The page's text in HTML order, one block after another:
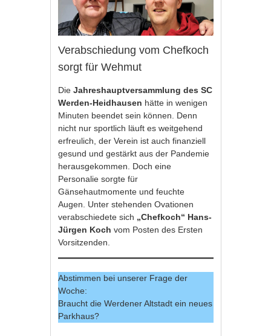
Verabschiedung vom Chefkoch
sorgt für Wehmut
DieJahreshauptversammlung des SC
Werden-Heidhausen hätte in wenigen
Minuten beendet sein können. Denn
nicht nur sportlich läuft es weitgehend
erfreulich, der Verein ist auch finanziell
gesund und gestärkt aus der Pandemie
herausgekommen. Doch eine
Personalie sorgte für
Gänsehautmomente und feuchte
Augen. Unter stehenden Ovationen
verabschiedete sich „Chefkoch“ Hans-
Jürgen Koch vom Posten des Ersten
Vorsitzenden.
Abstimmen bei unserer Frage der
Woche:
Braucht die Werdener Altstadt ein neues
Parkhaus?